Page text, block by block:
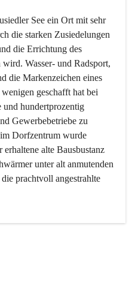
See ein Ort mit sehr
die starken Zusiedelungen
die Errichtung des
Wasser- und Radsport,
die Markenzeichen eines
geschafft hat bei
und hundertprozentig
Gewerbebetriebe zu
Dorfzentrum wurde
alte Bausbustanz
unter alt anmutenden
prachtvoll angestrahlte
mehr, ist aber integrativer